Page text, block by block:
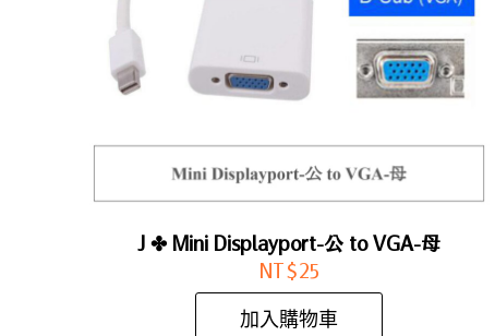
J ✤ Mini Displayport-公 to VGA-母
NT$25
加入購物車